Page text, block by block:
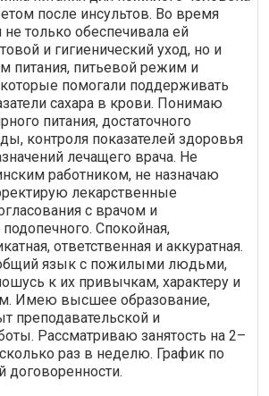
после инсультов. Во время
только обеспечивала ей
и гигиенический уход, но и
питания, питьевой режим и
помогали поддерживать
сахара в крови. Понимаю
питания, достаточного
контроля показателей здоровья
лечащего врача. Не
работником, не назначаю
лекарственные
с врачом и
Спокойная,
ответственная и аккуратная.
язык с пожилыми людьми,
к их привычкам, характеру и
Имею высшее образование,
преподавательской и
Рассматриваю занятость на 2–
раз в неделю. График по
договоренности.